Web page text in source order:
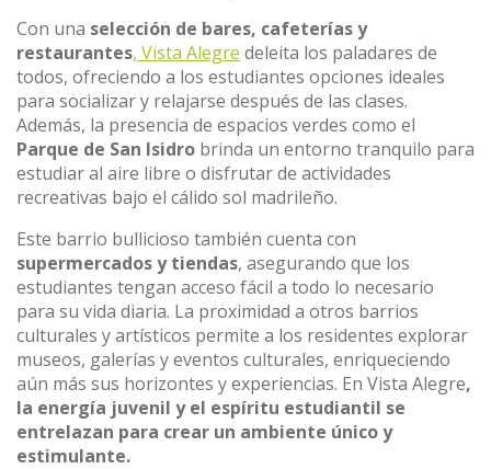
Con una selección de bares, cafeterías y
restaurantes, Vista Alegre deleita los paladares de
todos, ofreciendo a los estudiantes opciones ideales
para socializar y relajarse después de las clases.
Además, la presencia de espacios verdes como el
Parque de San Isidro brinda un entorno tranquilo para
estudiar al aire libre o disfrutar de actividades
recreativas bajo el cálido sol madrileño.
Este barrio bullicioso también cuenta con
supermercados y tiendas, asegurando que los
estudiantes tengan acceso fácil a todo lo necesario
para su vida diaria. La proximidad a otros barrios
culturales y artísticos permite a los residentes explorar
museos, galerías y eventos culturales, enriqueciendo
aún más sus horizontes y experiencias. En Vista Alegre,
la energía juvenil y el espíritu estudiantil se
entrelazan para crear un ambiente único y
estimulante.